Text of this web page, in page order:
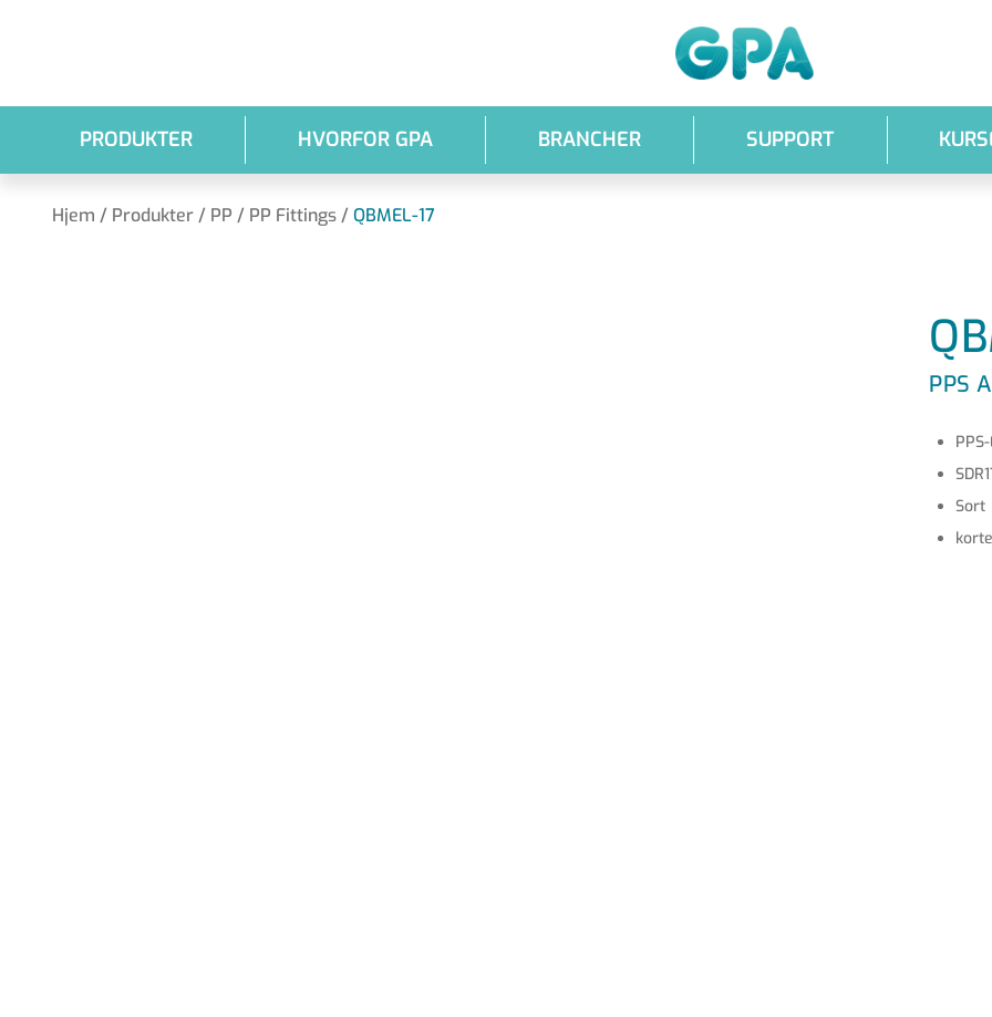
PRODUKTER HVORFOR GPA BRANCHER SUPPORT
Hjem / Produkter / PP / PP Fittings / QBMEL-17
PPS
Sort